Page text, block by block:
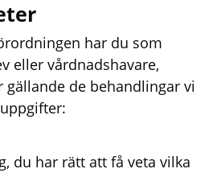
har du som
eller vårdnadshavare,
de behandlingar vi
du har rätt att få veta vilka